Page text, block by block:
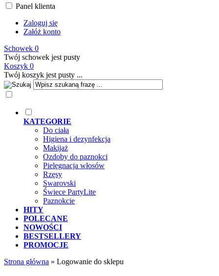
Panel klienta
Zaloguj się
Załóż konto
Schowek 0
Twój schowek jest pusty
Koszyk 0
Twój koszyk jest pusty ...
KATEGORIE
Do ciała
Higiena i dezynfekcja
Makijaż
Ozdoby do paznokci
Pielęgnacja włosów
Rzęsy
Swarovski
Świece PartyLite
Paznokcie
HITY
POLECANE
NOWOŚCI
BESTSELLERY
PROMOCJE
Strona główna » Logowanie do sklepu